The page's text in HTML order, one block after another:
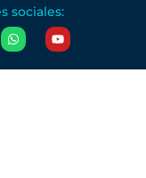
sociales: